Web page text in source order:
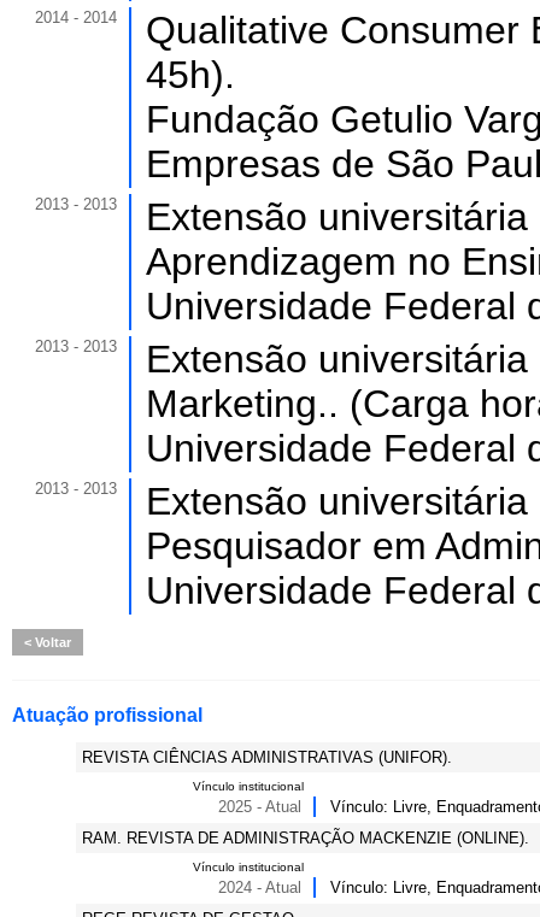
2014 - 2014
Qualitative Consumer
45h).
Fundação Getulio
Empresas de São
2013 - 2013
Extensão
Aprendizagem no
Universidade Federal
2013 - 2013
Extensão
Marketing.. (Carga
Universidade Federal
2013 - 2013
Extensão
Pesquisador em
Universidade Federal
Voltar
Atuação profissional
REVISTA CIÊNCIAS ADMINISTRATIVAS (UNIFOR).
Vínculo institucional
2025 - Atual
Vínculo: Livre,
RAM. REVISTA DE ADMINISTRAÇÃO MACKENZIE (ONLINE).
Vínculo institucional
2024 - Atual
Vínculo: Livre,